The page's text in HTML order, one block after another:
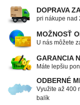
DOPRAVA
pri nákupe nad
MOŽNOSŤ
U nás môžete
GARANCIA
Máte lepšiu
ODBERNÉ
Využite až 400
balík